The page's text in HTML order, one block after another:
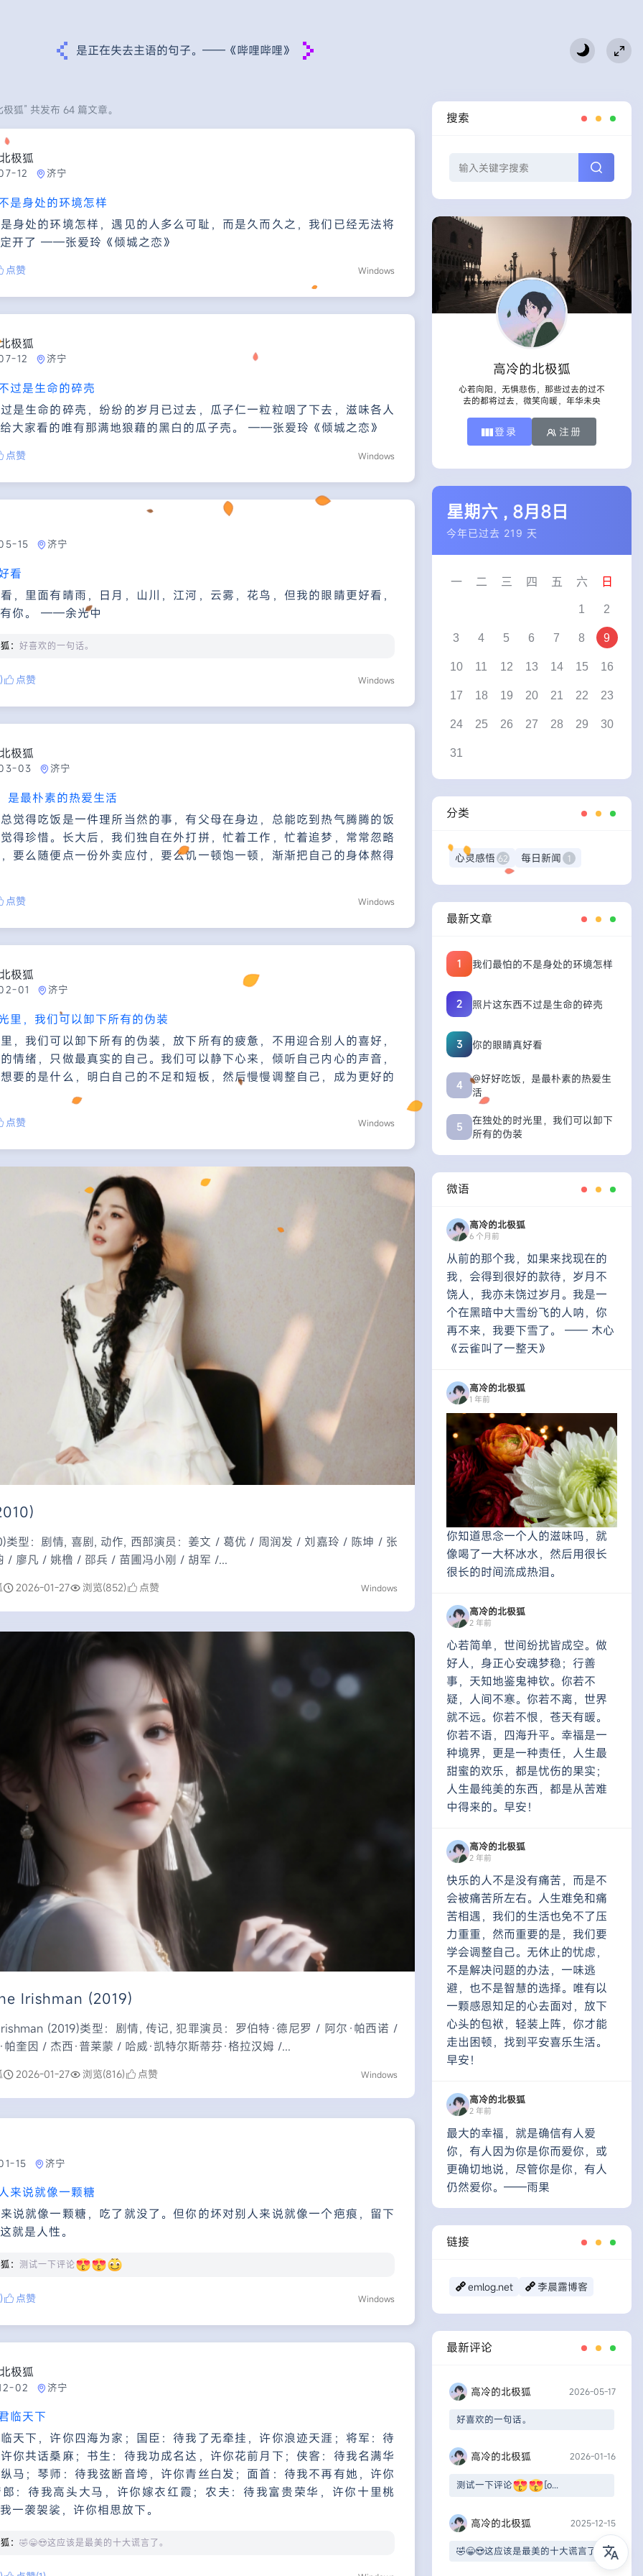
是正在失去主语的句子。——《哔哩哔哩》
狐” 共发布 64 篇文章。
极狐
12 济宁
是身处的环境怎样
身处的环境怎样，遇见的人多么可耻，而是久而久之，我们已经无法将
开了 ——张爱玲《倾城之恋》
点赞 Windows
极狐
12 济宁
过是生命的碎壳
是生命的碎壳，纷纷的岁月已过去，瓜子仁一粒粒咽了下去，滋味各人
大家看的唯有那满地狼藉的黑白的瓜子壳。 ——张爱玲《倾城之恋》
点赞 Windows
15 济宁
看
，里面有晴雨，日月，山川，江河，云雾，花鸟，但我的眼睛更好看，
你。 ——余光中
： 好喜欢的一句话。
点赞 Windows
极狐
03 济宁
是最朴素的热爱生活
觉得吃饭是一件理所当然的事，有父母在身边，总能吃到热气腾腾的饭
得珍惜。长大后，我们独自在外打拼，忙着工作，忙着追梦，常常忽略
要么随便点一份外卖应付，要么饥一顿饱一顿，渐渐把自己的身体熬得
点赞 Windows
极狐
01 济宁
里，我们可以卸下所有的伪装
，我们可以卸下所有的伪装，放下所有的疲惫，不用迎合别人的喜好，
情绪，只做最真实的自己。我们可以静下心来，倾听自己内心的声音，
要的是什么，明白自己的不足和短板，然后慢慢调整自己，成为更好的
点赞 Windows
类型：剧情, 喜剧, 动作, 西部演员：姜文 / 葛优 / 周润发 / 刘嘉玲 / 陈坤 / 张
/ 廖凡 / 姚橹 / 邵兵 / 苗圃冯小刚 / 胡军 /...
2026-01-27 浏览(852) 点赞 Windows
Irishman (2019)
(2019)类型：剧情, 传记, 犯罪演员：罗伯特·德尼罗 / 阿尔·帕西诺 /
奎因 / 杰西·普莱蒙 / 哈威·凯特尔斯蒂芬·格拉汉姆 /...
2026-01-27 浏览(816) 点赞 Windows
15 济宁
来说就像一颗糖
说就像一颗糖，吃了就没了。但你的坏对别人来说就像一个疤痕，留下
就是人性。
： 测试一下评论
点赞 Windows
极狐
02 济宁
临天下
天下，许你四海为家；国臣：待我了无牵挂，许你浪迹天涯；将军：待
你共话桑麻；书生：待我功成名达，许你花前月下；侠客：待我名满华
马；琴师：待我弦断音垮，许你青丝白发；面首：待我不再有她，许你
：待我高头大马，许你嫁衣红霞；农夫：待我富贵荣华，许你十里桃
一袭袈裟，许你相思放下。
： 🤣😁😍这应该是最美的十大谎言了。
搜索
高冷的北极狐
心若向阳，无惧悲伤，那些过去的过不
去的都将过去，微笑向暖，年华未央
登录 注册
星期六 , 8月8日
今年已过去 219 天
一 二 三 四 五 六 日
1 2
3 4 5 6 7 8 9
10 11 12 13 14 15 16
17 18 19 20 21 22 23
24 25 26 27 28 29 30
31
分类
心灵感悟 62 每日新闻 1
最新文章
1 我们最怕的不是身处的环境怎样
2 照片这东西不过是生命的碎壳
3 你的眼睛真好看
4
@好好吃饭，是最朴素的热爱生
活
5
在独处的时光里，我们可以卸下
所有的伪装
微语
高冷的北极狐
6 个月前
从前的那个我，如果来找现在的
我，会得到很好的款待，岁月不
饶人，我亦未饶过岁月。我是一
个在黑暗中大雪纷飞的人呐，你
再不来，我要下雪了。 —— 木心
《云雀叫了一整天》
高冷的北极狐
1 年前
你知道思念一个人的滋味吗，就
像喝了一大杯冰水，然后用很长
很长的时间流成热泪。
高冷的北极狐
2 年前
心若简单，世间纷扰皆成空。做
好人，身正心安魂梦稳；行善
事，天知地鉴鬼神钦。你若不
疑，人间不寒。你若不离，世界
就不远。你若不恨，苍天有暖。
你若不语，四海升平。幸福是一
种境界，更是一种责任，人生最
甜蜜的欢乐，都是忧伤的果实；
人生最纯美的东西，都是从苦难
中得来的。早安！
高冷的北极狐
2 年前
快乐的人不是没有痛苦，而是不
会被痛苦所左右。人生难免和痛
苦相遇，我们的生活也免不了压
力重重，然而重要的是，我们要
学会调整自己。无休止的忧虑，
不是解决问题的办法，一味逃
避，也不是智慧的选择。唯有以
一颗感恩知足的心去面对，放下
心头的包袱，轻装上阵，你才能
走出困顿，找到平安喜乐生活。
早安！
高冷的北极狐
2 年前
最大的幸福，就是确信有人爱
你，有人因为你是你而爱你，或
更确切地说，尽管你是你，有人
仍然爱你。——雨果
链接
emlog.net 李晨露博客
最新评论
高冷的北极狐 2026-05-17
好喜欢的一句话。
高冷的北极狐 2026-01-16
测试一下评论 [o...
高冷的北极狐 2025-12-15
🤣😁😍这应该是最美的十大谎言了。